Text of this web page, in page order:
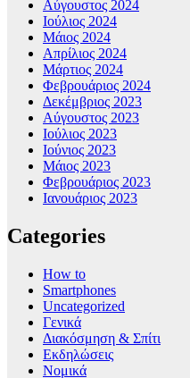
Αύγουστος 2024
Ιούλιος 2024
Μάιος 2024
Απρίλιος 2024
Μάρτιος 2024
Φεβρουάριος 2024
Δεκέμβριος 2023
Αύγουστος 2023
Ιούλιος 2023
Ιούνιος 2023
Μάιος 2023
Φεβρουάριος 2023
Ιανουάριος 2023
Categories
How to
Smartphones
Uncategorized
Γενικά
Διακόσμηση & Σπίτι
Εκδηλώσεις
Νομικά